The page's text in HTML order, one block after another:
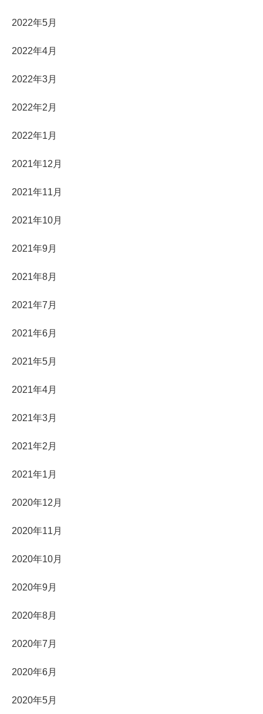
2022年5月
2022年4月
2022年3月
2022年2月
2022年1月
2021年12月
2021年11月
2021年10月
2021年9月
2021年8月
2021年7月
2021年6月
2021年5月
2021年4月
2021年3月
2021年2月
2021年1月
2020年12月
2020年11月
2020年10月
2020年9月
2020年8月
2020年7月
2020年6月
2020年5月